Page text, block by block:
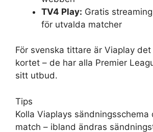
TV4 Play: Gratis
för utvalda matcher
För svenska tittare är Viaplay
kortet – de har alla Premier
sitt utbud.
Tips
Kolla Viaplays sändningsschema
match – ibland ändras